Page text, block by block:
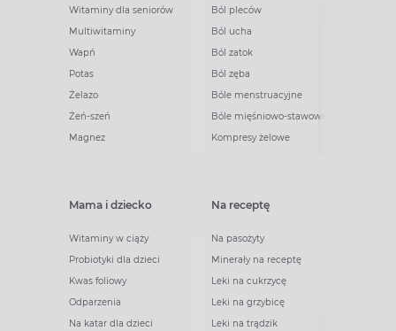
Witaminy dla seniorów
Multiwitaminy
Wapń
Potas
Żelazo
Żeń-szeń
Magnez
Ból pleców
Ból ucha
Ból zatok
Ból zęba
Bóle menstruacyjne
Bóle mięśniowo-stawowe
Kompresy żelowe
Mama i dziecko
Witaminy w ciąży
Probiotyki dla dzieci
Kwas foliowy
Odparzenia
Na katar dla dzieci
Na receptę
Na pasożyty
Minerały na receptę
Leki na cukrzycę
Leki na grzybicę
Leki na trądzik